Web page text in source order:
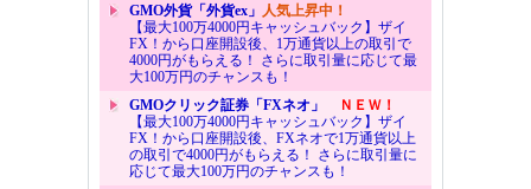
GMO外貨「外貨ex」 人気上昇中！
【最大100万4000円キャッシュバック】ザイ
FX！から口座開設後、1万通貨以上の取引で
4000円がもらえる！ さらに取引量に応じて最
大100万円のチャンスも！
GMOクリック証券「FXネオ」
ＮＥＷ！
【最大100万4000円キャッシュバック】ザイ
FX！から口座開設後、FXネオで1万通貨以上
の取引で4000円がもらえる！ さらに取引量に
応じて最大100万円のチャンスも！